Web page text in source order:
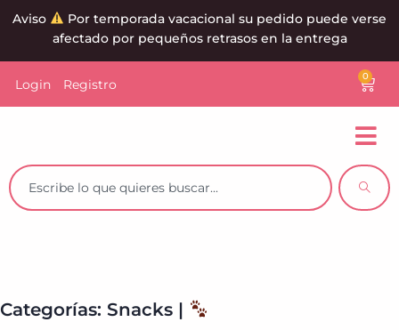
Aviso
Por temporada vacacional su pedido puede verse
afectado por pequeños retrasos en la entrega
Login Registro 0
Categorías: Snacks |